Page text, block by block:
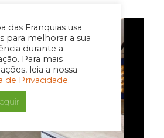
das Franquias usa
para melhorar a sua
durante a
Para mais
leia a nossa
de Privacidade.